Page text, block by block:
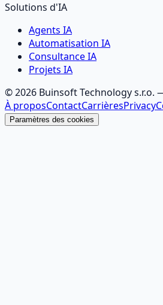
Solutions d'IA
Agents IA
Automatisation IA
Consultance IA
Projets IA
©2026 Buinsoft Technology s.r.o.
À proposContactCarrièresPrivacy
Paramètres des cookies